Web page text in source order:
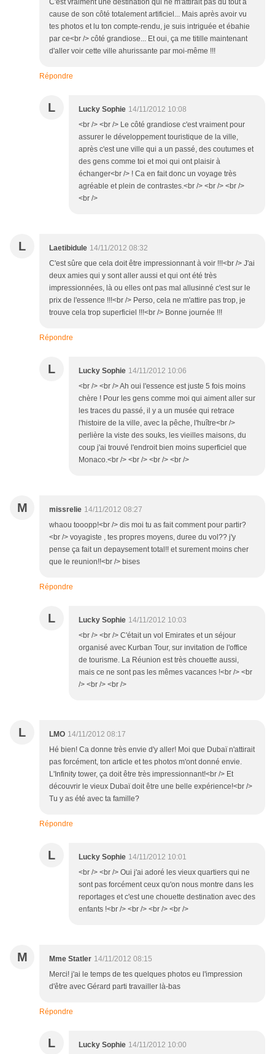
C'est vraiment une destination qui ne m'attirait pas du tout à
cause de son côté totalement artificiel... Mais après avoir vu
tes photos et lu ton compte-rendu, je suis intriguée et ébahie
par ce<br /> côté grandiose... Et oui, ça me titille maintenant
d'aller voir cette ville ahurissante par moi-même !!!
Répondre
L Lucky Sophie 14/11/2012 10:08
<br /> <br /> Le côté grandiose c'est vraiment pour
assurer le développement touristique de la ville,
après c'est une ville qui a un passé, des coutumes et
des gens comme toi et moi qui ont plaisir à
échanger<br /> ! Ca en fait donc un voyage très
agréable et plein de contrastes.<br /> <br /> <br />
<br />
L Laetibidule 14/11/2012 08:32
C'est sûre que cela doit être impressionnant à voir !!!<br /> J'ai
deux amies qui y sont aller aussi et qui ont été très
impressionnées, là ou elles ont pas mal allusinné c'est sur le
prix de l'essence !!!<br /> Perso, cela ne m'attire pas trop, je
trouve cela trop superficiel !!!<br /> Bonne journée !!!
Répondre
L Lucky Sophie 14/11/2012 10:06
<br /> <br /> Ah oui l'essence est juste 5 fois moins
chère ! Pour les gens comme moi qui aiment aller sur
les traces du passé, il y a un musée qui retrace
l'histoire de la ville, avec la pêche, l'huître<br />
perlière la viste des souks, les vieilles maisons, du
coup j'ai trouvé l'endroit bien moins superficiel que
Monaco.<br /> <br /> <br /> <br />
M missrelie 14/11/2012 08:27
whaou tooopp!<br /> dis moi tu as fait comment pour partir?
<br /> voyagiste , tes propres moyens, duree du vol?? j'y
pense ça fait un depaysement total!! et surement moins cher
que le reunion!!<br /> bises
Répondre
L Lucky Sophie 14/11/2012 10:03
<br /> <br /> C'était un vol Emirates et un séjour
organisé avec Kurban Tour, sur invitation de l'office
de tourisme. La Réunion est très chouette aussi,
mais ce ne sont pas les mêmes vacances !<br /> <br
/> <br /> <br />
L LMO 14/11/2012 08:17
Hé bien! Ca donne très envie d'y aller! Moi que Dubaï n'attirait
pas forcément, ton article et tes photos m'ont donné envie.
L'Infinity tower, ça doit être très impressionnant!<br /> Et
découvrir le vieux Dubaï doit être une belle expérience!<br />
Tu y as été avec ta famille?
Répondre
L Lucky Sophie 14/11/2012 10:01
<br /> <br /> Oui j'ai adoré les vieux quartiers qui ne
sont pas forcément ceux qu'on nous montre dans les
reportages et c'est une chouette destination avec des
enfants !<br /> <br /> <br /> <br />
M Mme Statler 14/11/2012 08:15
Merci! j'ai le temps de tes quelques photos eu l'impression
d'être avec Gérard parti travailler là-bas
Répondre
L Lucky Sophie 14/11/2012 10:00